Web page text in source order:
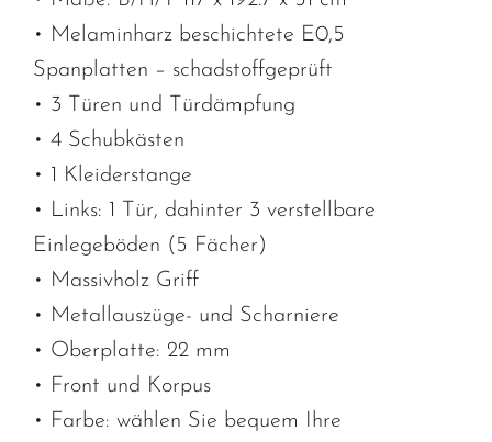
• Melaminharz beschichtete E0,5
Spanplatten – schadstoffgeprüft
• 3 Türen und Türdämpfung
• 4 Schubkästen
• 1 Kleiderstange
• Links: 1 Tür, dahinter 3 verstellbare
Einlegeböden (5 Fächer)
• Massivholz Griff
• Metallauszüge- und Scharniere
• Oberplatte: 22 mm
• Front und Korpus
• Farbe: wählen Sie bequem Ihre